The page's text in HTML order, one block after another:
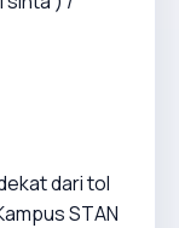
dari tol
STAN